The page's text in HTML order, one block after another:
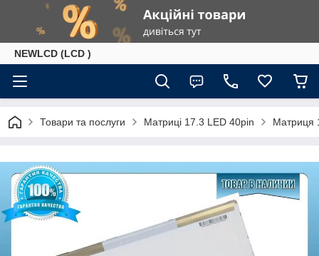
NEWLCD (LCD )
Товари та послуги Матриці 17.3 LED 40pin Матриця